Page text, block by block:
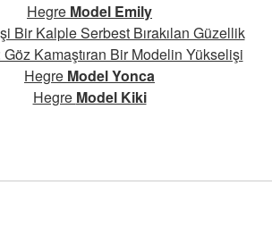
Hegre Model Emily
Bir Kalple Serbest Bırakılan Güzellik
Kamaştıran Bir Modelin Yükselişi
Hegre Model Yonca
Hegre Model Kiki